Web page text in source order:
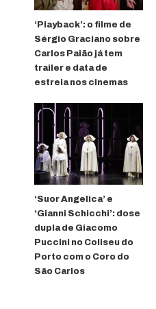
‘Playback’: o filme de
Sérgio Graciano sobre
Carlos Paião já tem
trailer e data de
estreia nos cinemas
‘Suor Angelica’ e
‘Gianni Schicchi’: dose
dupla de Giacomo
Puccini no Coliseu do
Porto com o Coro do
São Carlos